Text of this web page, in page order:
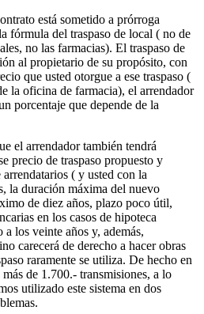
está sometido a prórroga
fórmula del traspaso de local ( no de
no las farmacias). El traspaso de
al propietario de su propósito, con
que usted otorgue a ese traspaso (
la oficina de farmacia), el arrendador
porcentaje que depende de la
el arrendador también tendrá
precio de traspaso propuesto y
( y usted con la
la duración máxima del nuevo
de diez años, plazo poco útil,
en los casos de hipoteca
los veinte años y, además,
carecerá de derecho a hacer obras
raramente se utiliza. De hecho en
de 1.700.- transmisiones, a lo
utilizado este sistema en dos